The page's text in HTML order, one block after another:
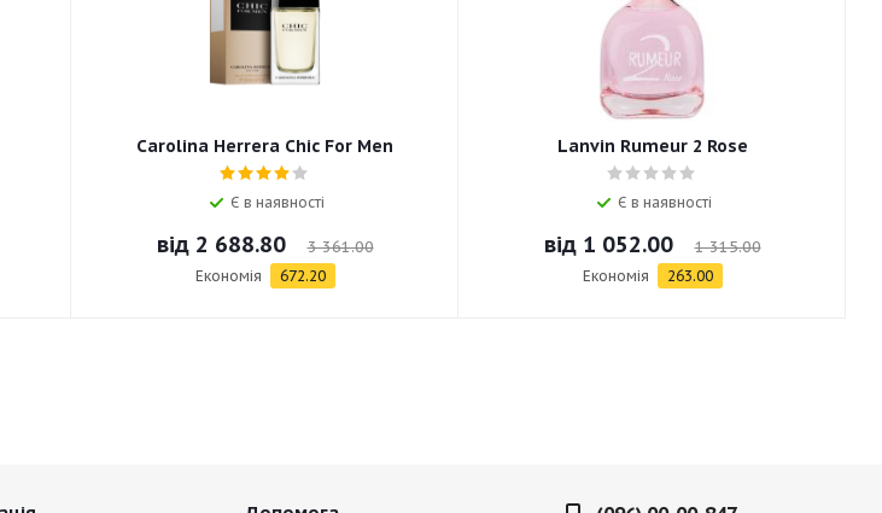
Carolina Herrera Chic For Men
Є в наявності
від 2 688.80 3 361.00
Економія 672.20
Lanvin Rumeur 2 Rose
Є в наявності
від 1 052.00 1 315.00
Економія 263.00